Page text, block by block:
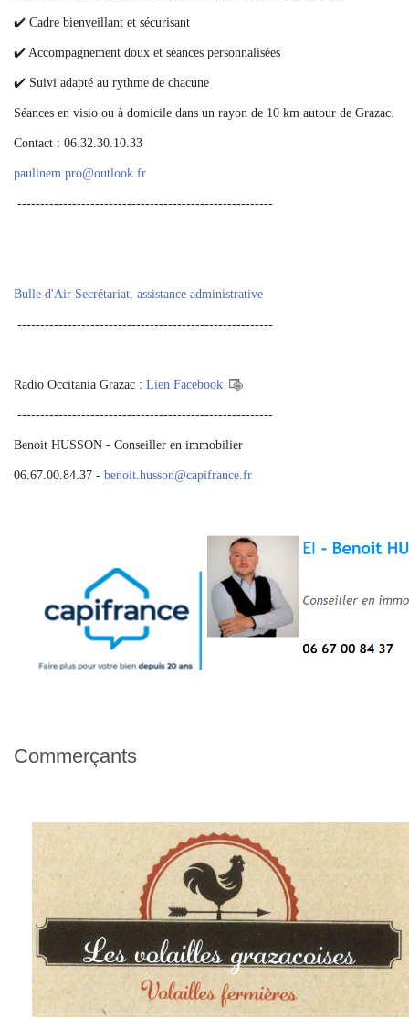
✔️ Cadre bienveillant et sécurisant
✔️ Accompagnement doux et séances personnalisées
✔️ Suivi adapté au rythme de chacune
Séances en visio ou à domicile dans un rayon de 10 km autour de Grazac.
Contact : 06.32.30.10.33
paulinem.pro@outlook.fr
--------------------------------------------------------
Bulle d'Air Secrétariat, assistance administrative
--------------------------------------------------------
Radio Occitania Grazac : Lien Facebook
--------------------------------------------------------
Benoit HUSSON - Conseiller en immobilier
06.67.00.84.37 - benoit.husson@capifrance.fr
Commerçants